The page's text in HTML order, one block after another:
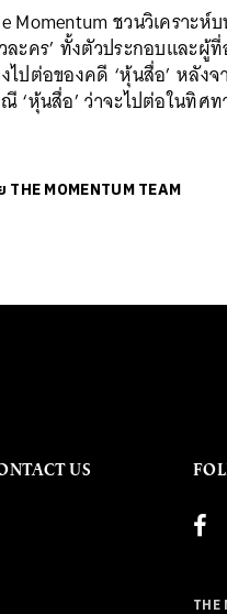
Momentum ชวนวิเคราะ
ละคร’ ทั้งตัวประกอบและผู้
ไปต่อของคดี ‘หุ้นสื่อ’ หลัง
‘หุ้นสื่อ’ ว่าจะไปต่อในทิศท
THE MOMENTUM TEAM
US
THE